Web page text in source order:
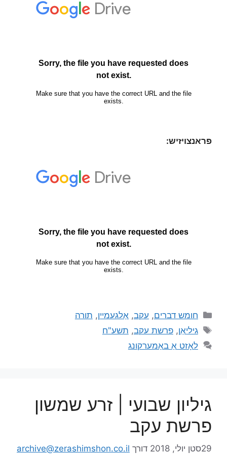
פראנצויזיש:
חומש דברים, עקב,אַלגעמיין, תורה
גיליאַן,פרשת עקב, תשע"ח
לאָזט אַ באַמערקונג
גיליון שבועי | זרע שמשון
פרשת עקב
29סטן יולי, 2018 דורך archive@zerashimshon.co.il